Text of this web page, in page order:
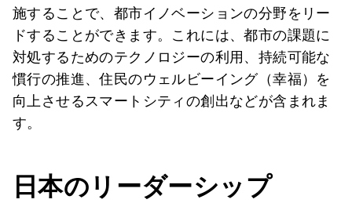
施することで、都市イノベーションの分野をリー
ドすることができます。これには、都市の課題に
対処するためのテクノロジーの利用、持続可能な
慣行の推進、住民のウェルビーイング（幸福）を
向上させるスマートシティの創出などが含まれま
す。
日本のリーダーシップ